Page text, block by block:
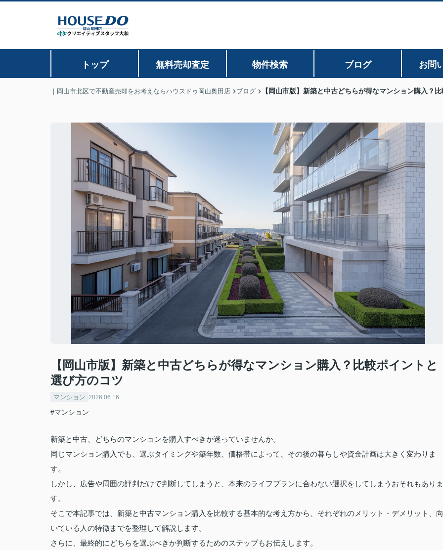
トップ 無料売却査定 物件検索 ブログ お問
｜岡山市北区で不動産売却をお考えならハウスドゥ岡山奥田店 ブログ 【岡山市版】新築と中古どちらが得なマンション購入？
【岡山市版】新築と中古どちらが得なマンション購入？比較ポイントと
選び方のコツ
マンション 2026.06.16
#マンション
新築と中古、どちらのマンションを購入すべきか迷っていませんか。
同じマンション購入でも、選ぶタイミングや築年数、価格帯によって、その後の暮らしや資金計画は大きく変わりま
す。
しかし、広告や周囲の評判だけで判断してしまうと、本来のライフプランに合わない選択をしてしまうおそれもありま
す。
そこで本記事では、新築と中古マンション購入を比較する基本的な考え方から、それぞれのメリット・デメリット、向
いている人の特徴までを整理して解説します。
さらに、最終的にどちらを選ぶべきか判断するためのステップもお伝えします。